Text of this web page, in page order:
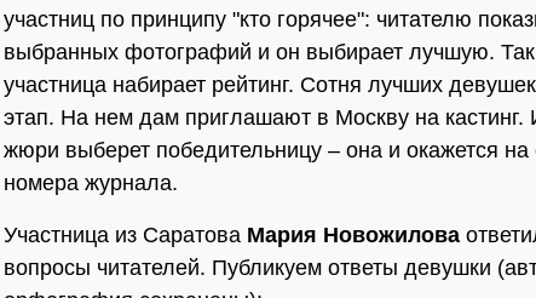
участниц по принципу "кто горячее": читателю
выбранных фотографий и он выбирает лучшую.
участница набирает рейтинг. Сотня лучших
этап. На нем дам приглашают в Москву на кастинг.
жюри выберет победительницу – она и окажется на
номера журнала.
Участница из Саратова Мария Новожилова
вопросы читателей. Публикуем ответы девушки